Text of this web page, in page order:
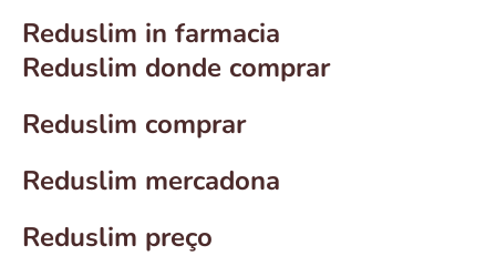
Reduslim in farmacia
Reduslim donde comprar
Reduslim comprar
Reduslim mercadona
Reduslim preço